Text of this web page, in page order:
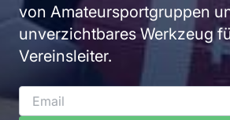
von Amateursportgruppen
unverzichtbares Werkzeug
Vereinsleiter.